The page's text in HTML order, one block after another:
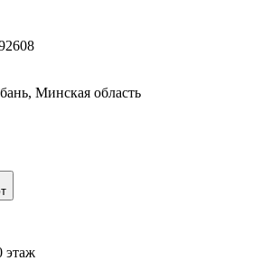
Минская область
этаж